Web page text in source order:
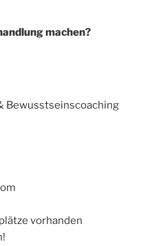
machen?
Bewusstseinscoaching
vorhanden